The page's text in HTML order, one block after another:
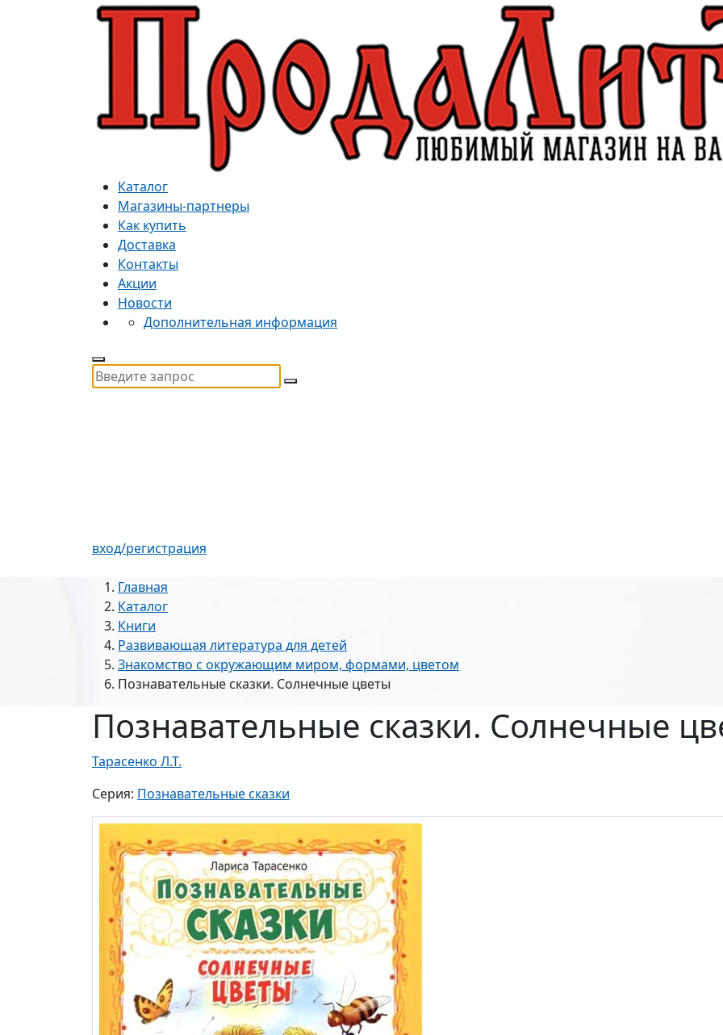
Каталог
Магазины-партнеры
Как купить
Доставка
Контакты
Акции
Новости
Дополнительная информация
вход/регистрация
Главная
Каталог
Книги
Развивающая литература для детей
Знакомство с окружающим миром, формами, цветом
Познавательные сказки. Солнечные цветы
Познавательные сказки. Солнечные
Тарасенко Л.Т.
Серия: Познавательные сказки